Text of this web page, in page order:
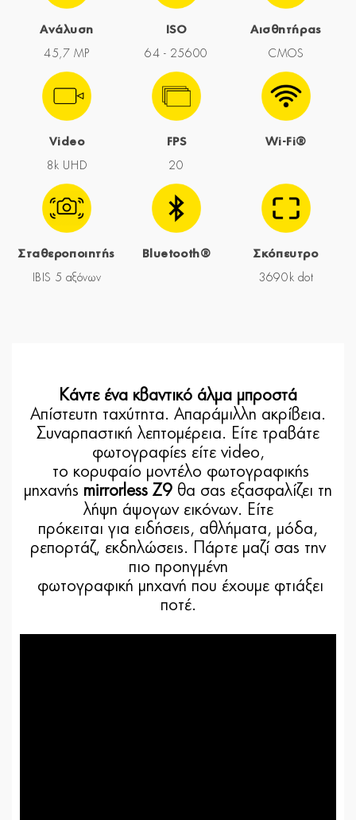
Ανάλυση
45,7 MP
ISO
64 - 25600
Αισθητήρας
CMOS
Video
8k UHD
FPS
20
Wi-Fi®
Σταθεροποιητής
IBIS 5 αξόνων
Bluetooth® Σκόπευτρο
3690k dot
Κάντε ένα κβαντικό άλμα μπροστά
Απίστευτη ταχύτητα. Απαράμιλλη ακρίβεια.
Συναρπαστική λεπτομέρεια. Είτε τραβάτε
φωτογραφίες είτε video,
το κορυφαίο μοντέλο φωτογραφικής
μηχανής mirrorless Z9 θα σας εξασφαλίζει τη
λήψη άψογων εικόνων. Είτε
πρόκειται για ειδήσεις, αθλήματα, μόδα,
ρεπορτάζ, εκδηλώσεις. Πάρτε μαζί σας την
πιο προηγμένη
φωτογραφική μηχανή που έχουμε φτιάξει
ποτέ.